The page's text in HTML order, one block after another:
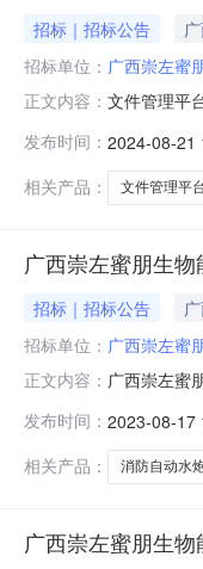
招标｜招标公告
招标单位： 广西崇左蜜
正文内容： 文件管理平
限公司、广
进行统一采
发布时间： 2024-08-21
相关产品：
文件管理平
广西崇左蜜朋生
招标｜招标公告
招标单位： 广西崇左蜜
正文内容： 广西崇左蜜
朋生物能源
告如下：一
发布时间： 2023-08-17
相关产品：
消防自动水
广西崇左蜜朋生